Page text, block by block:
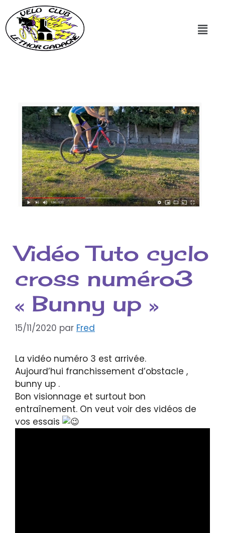
Vidéo Tuto cyclo
cross numéro3
« Bunny up »
15/11/2020 par Fred
La vidéo numéro 3 est arrivée.
Aujourd’hui franchissement d’obstacle ,
bunny up .
Bon visionnage et surtout bon
entraînement. On veut voir des vidéos de
vos essais